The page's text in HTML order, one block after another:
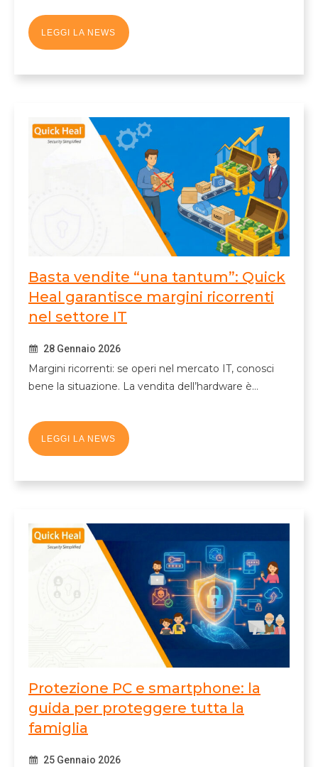
LEGGI LA NEWS
Basta vendite “una tantum”: Quick
Heal garantisce margini ricorrenti
nel settore IT
28 Gennaio 2026
Margini ricorrenti: se operi nel mercato IT, conosci
bene la situazione. La vendita dell’hardware è…
LEGGI LA NEWS
Protezione PC e smartphone: la
guida per proteggere tutta la
famiglia
25 Gennaio 2026